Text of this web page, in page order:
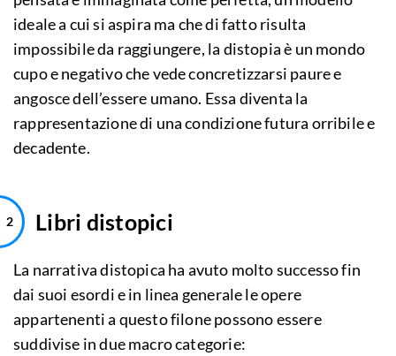
ideale a cui si aspira ma che di fatto risulta
impossibile da raggiungere, la distopia è un mondo
cupo e negativo che vede concretizzarsi paure e
angosce dell’essere umano. Essa diventa la
rappresentazione di una condizione futura orribile e
decadente.
Libri distopici
La narrativa distopica ha avuto molto successo fin
dai suoi esordi e in linea generale le opere
appartenenti a questo filone possono essere
suddivise in due macro categorie: